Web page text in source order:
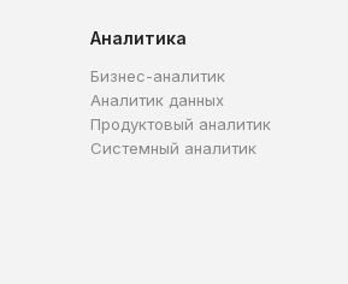
Аналитика
Бизнес-аналитик
Аналитик данных
Продуктовый аналитик
Системный аналитик